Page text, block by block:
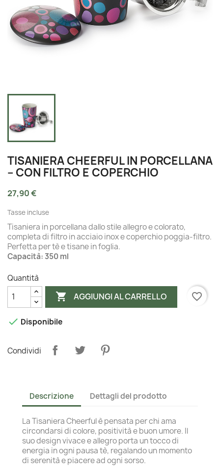
TISANIERA CHEERFUL IN PORCELLANA
– CON FILTRO E COPERCHIO
27,90 €
Tasse incluse
Tisaniera in porcellana dallo stile allegro e colorato,
completa di filtro in acciaio inox e coperchio poggia-filtro.
Perfetta per tè e tisane in foglia.
Capacità: 350 ml
Quantità
 AGGIUNGI AL CARRELLO favorite_border
 Disponibile
Condividi
Descrizione Dettagli del prodotto
La Tisaniera Cheerful è pensata per chi ama
circondarsi di colore, positività e buon umore. Il
suo design vivace e allegro porta un tocco di
energia in ogni pausa tè, regalando un momento
di serenità e piacere ad ogni sorso.